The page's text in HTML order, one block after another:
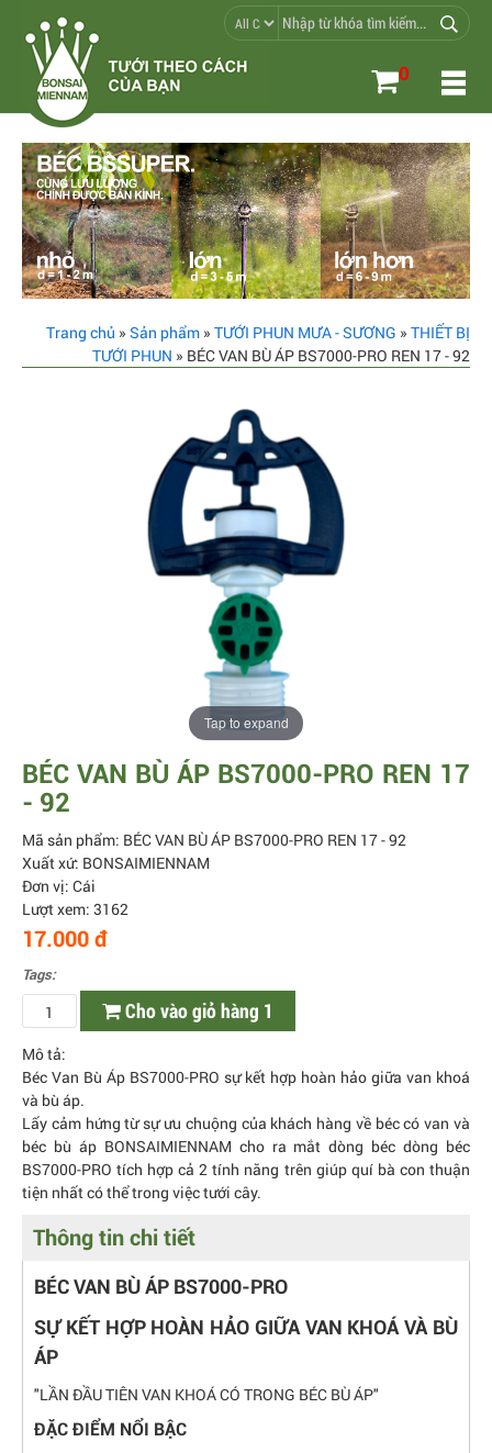
0
Trang chủ » Sản phẩm » TƯỚI PHUN MƯA - SƯƠNG » THIẾT BỊ
TƯỚI PHUN » BÉC VAN BÙ ÁP BS7000-PRO REN 17 - 92
Tap to expand
BÉC VAN BÙ ÁP BS7000-PRO REN 17
- 92
Mã sản phẩm: BÉC VAN BÙ ÁP BS7000-PRO REN 17 - 92
Xuất xứ: BONSAIMIENNAM
Đơn vị: Cái
Lượt xem: 3162
17.000 đ
Tags:
Cho vào giỏ hàng 1
Mô tả:
Béc Van Bù Áp BS7000-PRO sự kết hợp hoàn hảo giữa van khoá
và bù áp.
Lấy cảm hứng từ sự ưu chuộng của khách hàng về béc có van và
béc bù áp BONSAIMIENNAM cho ra mắt dòng béc dòng béc
BS7000-PRO tích hợp cả 2 tính năng trên giúp quí bà con thuận
tiện nhất có thể trong việc tưới cây.
Thông tin chi tiết
BÉC VAN BÙ ÁP BS7000-PRO
SỰ KẾT HỢP HOÀN HẢO GIỮA VAN KHOÁ VÀ BÙ
ÁP
"LẦN ĐẦU TIÊN VAN KHOÁ CÓ TRONG BÉC BÙ ÁP"
ĐẶC ĐIỂM NỔI BẬC